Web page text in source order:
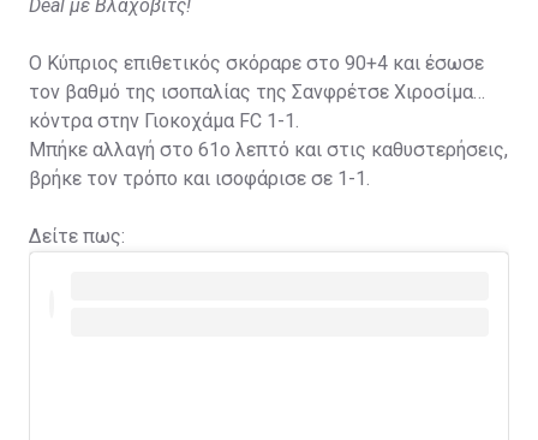
Deal με Βλάχοβιτς!
Ο Κύπριος επιθετικός σκόραρε στο 90+4 και έσωσε
τον βαθμό της ισοπαλίας της Σανφρέτσε Χιροσίμα
κόντρα στην Γιοκοχάμα FC 1-1.
Μπήκε αλλαγή στο 61ο λεπτό και στις καθυστερήσεις,
βρήκε τον τρόπο και ισοφάρισε σε 1-1.
Δείτε πως: